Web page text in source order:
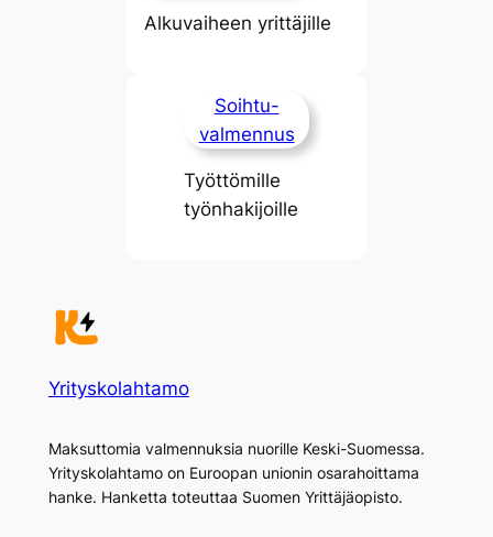
Alkuvaiheen yrittäjille
Soihtu-
valmennus
Työttömille
työnhakijoille
Yrityskolahtamo
Maksuttomia valmennuksia nuorille Keski-Suomessa.
Yrityskolahtamo on Euroopan unionin osarahoittama
hanke. Hanketta toteuttaa Suomen Yrittäjäopisto.